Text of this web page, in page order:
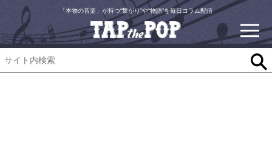
「本物の音楽」が持つ“繋がり”や“物語”を毎日コラム配信